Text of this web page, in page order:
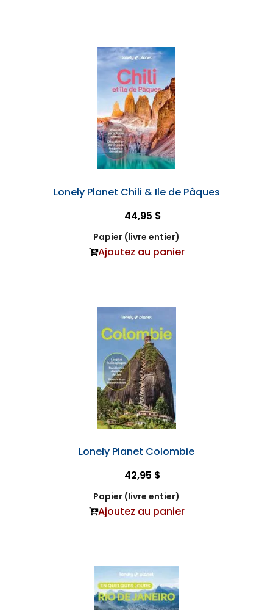
Lonely Planet Chili & Ile de Pâques
44,95 $
Papier (livre entier)
Ajoutez au panier
Lonely Planet Colombie
42,95 $
Papier (livre entier)
Ajoutez au panier